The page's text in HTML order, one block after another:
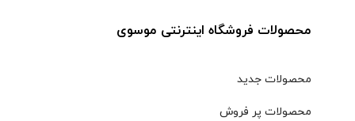
محصولات فروشگاه اینترنتی موسوی
محصولات جدید
محصولات پر فروش